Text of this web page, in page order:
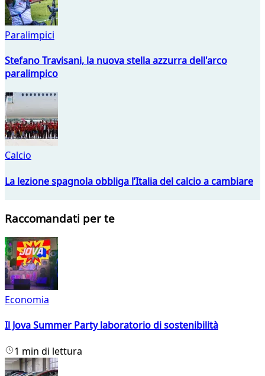
Paralimpici
Stefano Travisani, la nuova stella azzurra dell'arco
paralimpico
Calcio
La lezione spagnola obbliga l’Italia del calcio a cambiare
Raccomandati per te
Economia
Il Jova Summer Party laboratorio di sostenibilità
1 min di lettura